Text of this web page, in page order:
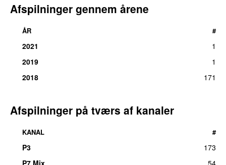
Afspilninger gennem årene
ÅR #
2021
1
2019
1
2018
171
Afspilninger på tværs af kanaler
KANAL #
P3
173
P7 Mix
54